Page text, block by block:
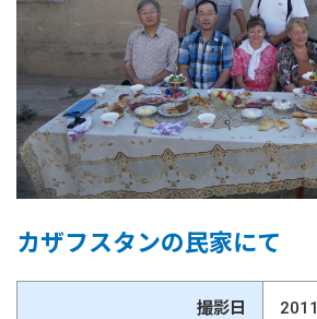
カザフスタンの民家にて
撮影日